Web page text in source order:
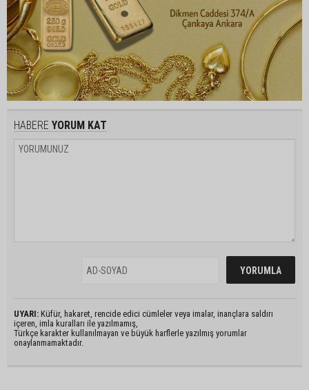
HABERE YORUM KAT
UYARI: Küfür, hakaret, rencide edici cümleler veya imalar, inançlara saldırı
içeren, imla kuralları ile yazılmamış,
Türkçe karakter kullanılmayan ve büyük harflerle yazılmış yorumlar
onaylanmamaktadır.